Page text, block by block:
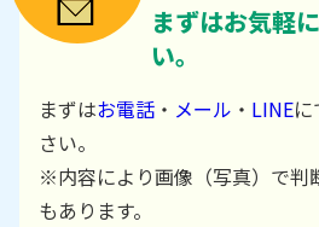
まずはお気軽
い。
まずはお電話 ・ メール ・ LINE
さい。
※内容により画像（写真）で判
もあります。